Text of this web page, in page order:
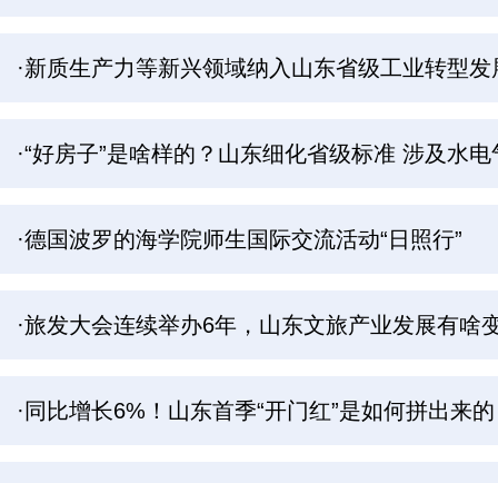
·新质生产力等新兴领域纳入山东省级工业转型
·“好房子”是啥样的？山东细化省级标准 涉及水
·德国波罗的海学院师生国际交流活动“日照行”
·旅发大会连续举办6年，山东文旅产业发展有啥
·同比增长6%！山东首季“开门红”是如何拼出来的